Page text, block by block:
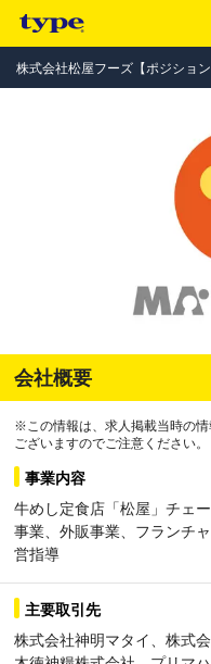
株式会社松屋フーズ【ポジション
会社概要
※この情報は、求人掲載当時の
ございますのでご注意ください。
事業内容
牛めし定食店「松屋」チェ
事業、外販事業、フランチ
営指導
主要取引先
株式会社神明マタイ、株式